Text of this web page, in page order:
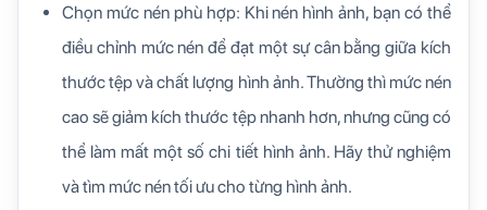
Chọn mức nén phù hợp: Khi nén hình ảnh, bạn có thể
điều chỉnh mức nén để đạt một sự cân bằng giữa kích
thước tệp và chất lượng hình ảnh. Thường thì mức nén
cao sẽ giảm kích thước tệp nhanh hơn, nhưng cũng có
thể làm mất một số chi tiết hình ảnh. Hãy thử nghiệm
và tìm mức nén tối ưu cho từng hình ảnh.